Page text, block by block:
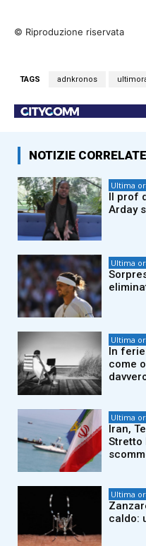
© Riproduzione riservata
TAGS adnkronos
NOTIZIE CORRELATE
Ultima
Il prof
Arday
Ultima
Ultima
In
come
Ultima
Iran,
Stretto
Ultima
caldo: